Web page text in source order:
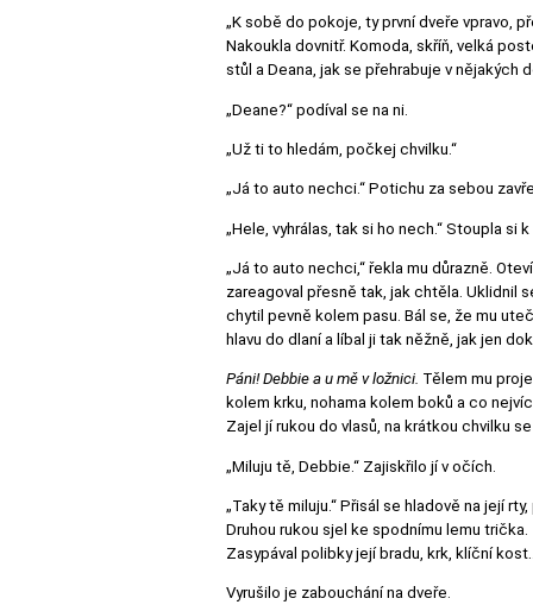
„K sobě do pokoje, ty první dveře vpravo,
Nakoukla dovnitř. Komoda, skříň, velká
stůl a Deana, jak se přehrabuje v nějakých
„Deane?“ podíval se na ni.
„Už ti to hledám, počkej chvilku.“
„Já to auto nechci.“ Potichu za sebou
„Hele, vyhrálas, tak si ho nech.“ Stoupla si
„Já to auto nechci,“ řekla mu důrazně.
zareagoval přesně tak, jak chtěla. Uklidnil
chytil pevně kolem pasu. Bál se, že mu
hlavu do dlaní a líbal ji tak něžně, jak jen
Páni! Debbie a u mě v ložnici. Tělem mu
kolem krku, nohama kolem boků a co
Zajel jí rukou do vlasů, na krátkou chvilku
„Miluju tě, Debbie.“ Zajiskřilo jí v očích.
„Taky tě miluju.“ Přisál se hladově na její
Druhou rukou sjel ke spodnímu lemu
Zasypával polibky její bradu, krk, klíční
Vyrušilo je zabouchání na dveře.